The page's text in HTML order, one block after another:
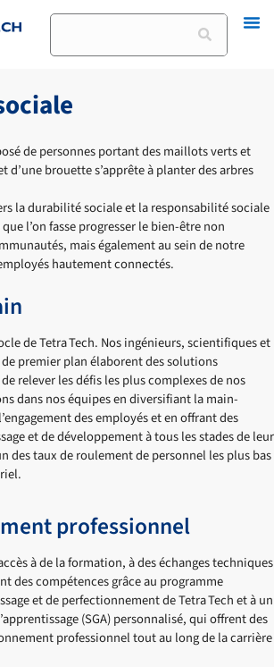
Rechercher
la durabilité sociale et la responsabilité sociale
l’on fasse progresser le bien-être non
mais également au sein de notre
hautement connectés.
de Tetra Tech. Nos ingénieurs, scientifiques et
premier plan élaborent des solutions
relever les défis les plus complexes de nos
dans nos équipes en diversifiant la main-
des employés et en offrant des
et de développement à tous les stades de leur
des taux de roulement de personnel les plus bas
professionnel
à de la formation, à des échanges techniques
des compétences grâce au programme
et de perfectionnement de Tetra Tech et à un
(SGA) personnalisé, qui offrent des
professionnel tout au long de la carrière